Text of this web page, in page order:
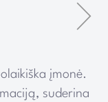
įmonė.
suderina